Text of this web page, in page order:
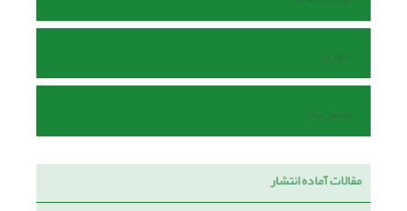
داوران
تماس باما
مقالات آماده انتشار